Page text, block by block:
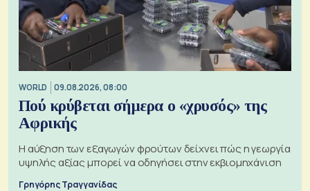
WORLD 09.08.2026, 08:00
Πού κρύβεται σήμερα ο «χρυσός» της
Αφρικής
Η αύξηση των εξαγωγών φρούτων δείχνει πώς η γεωργία
υψηλής αξίας μπορεί να οδηγήσει στην εκβιομηχάνιση
Γρηγόρης Τραγγανίδας